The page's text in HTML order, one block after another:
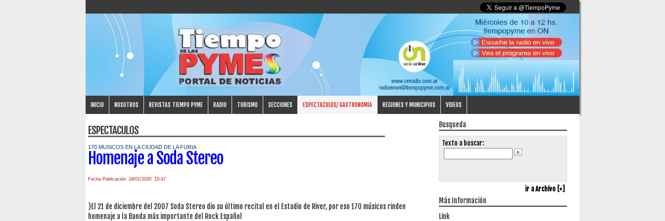
INICIO NOSOTROS REVISTAS TIEMPO PYME RADIO TURISMO SECCIONES ESPECTACULOS/ GASTRONOMIA REGIONES Y MUNICIPIOS VIDEOS
ESPECTACULOS
170 MUSICOS EN LA CIUDAD DE LA FURIA
Homenaje a Soda Stereo
Fecha Publicación: 18/01/2020 15:47
)El 21 de diciembre del 2007 Soda Stereo dio su último recital en el Estadio de River, por eso 170 músicos rinden
homenaje a la Banda más importante del Rock Español
Busqueda
Texto a buscar:
ir a Archivo [+]
Más Información
Link